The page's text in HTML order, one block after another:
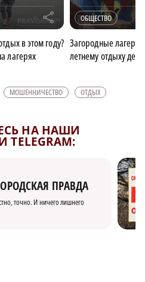
r
в этом году?
лагерях
ОБЩЕСТВО
Загородные лагеря
летнему отдыху
МОШЕННИЧЕСТВО ОТДЫХ
НА НАШИ
ПРАВДА
точно. И ничего лишнего